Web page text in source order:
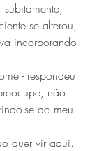
se alterou,
incorporando
- respondeu
não
se ao meu
quer vir aqui.